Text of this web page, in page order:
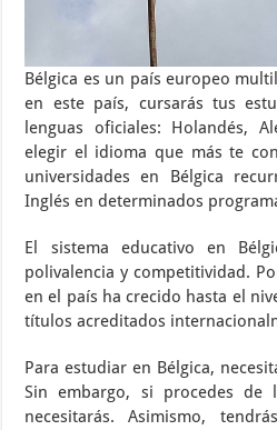
Bélgica es un país europeo
en este país, cursarás tus
lenguas oficiales: Holandés,
elegir el idioma que más te
universidades en Bélgica
Inglés en determinados
El sistema educativo en
polivalencia y competitividad.
en el país ha crecido hasta el
títulos acreditados
Para estudiar en Bélgica,
Sin embargo, si procedes de
necesitarás. Asimismo,